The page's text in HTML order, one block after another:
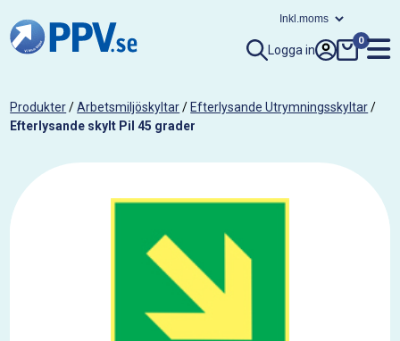
Logga in
0
Produkter/Arbetsmiljöskyltar/ Efterlysande Utrymningsskyltar/
Efterlysande skylt Pil 45 grader